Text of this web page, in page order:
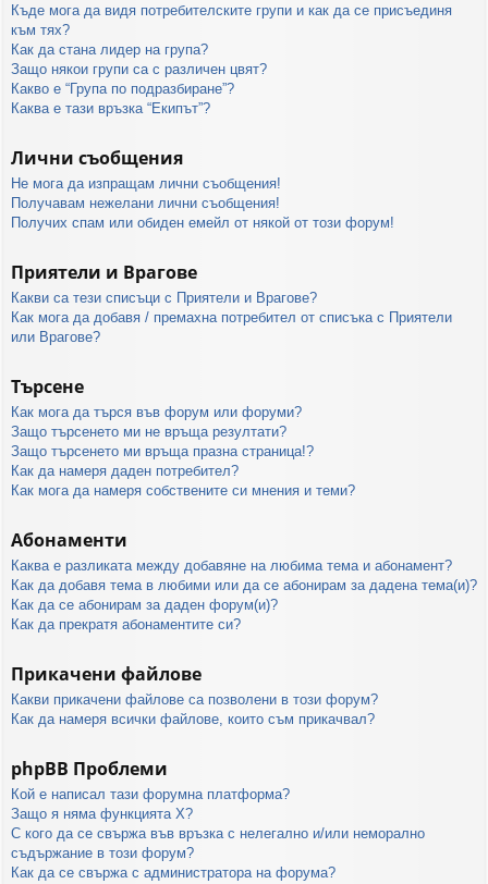
Къде мога да видя потребителските групи и как да се присъединя
към тях?
Как да стана лидер на група?
Защо някои групи са с различен цвят?
Какво е “Група по подразбиране”?
Каква е тази връзка “Екипът”?
Лични съобщения
Не мога да изпращам лични съобщения!
Получавам нежелани лични съобщения!
Получих спам или обиден емейл от някой от този форум!
Приятели и Врагове
Какви са тези списъци с Приятели и Врагове?
Как мога да добавя / премахна потребител от списъка с Приятели
или Врагове?
Търсене
Как мога да търся във форум или форуми?
Защо търсенето ми не връща резултати?
Защо търсенето ми връща празна страница!?
Как да намеря даден потребител?
Как мога да намеря собствените си мнения и теми?
Абонаменти
Каква е разликата между добавяне на любима тема и абонамент?
Как да добавя тема в любими или да се абонирам за дадена тема(и)?
Как да се абонирам за даден форум(и)?
Как да прекратя абонаментите си?
Прикачени файлове
Какви прикачени файлове са позволени в този форум?
Как да намеря всички файлове, които съм прикачвал?
phpBB Проблеми
Кой е написал тази форумна платформа?
Защо я няма функцията X?
С кого да се свържа във връзка с нелегално и/или неморално
съдържание в този форум?
Как да се свържа с администратора на форума?